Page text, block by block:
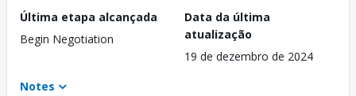
Última etapa alcançada
Begin Negotiation
Data da última
atualização
19 de dezembro de 2024
Notes